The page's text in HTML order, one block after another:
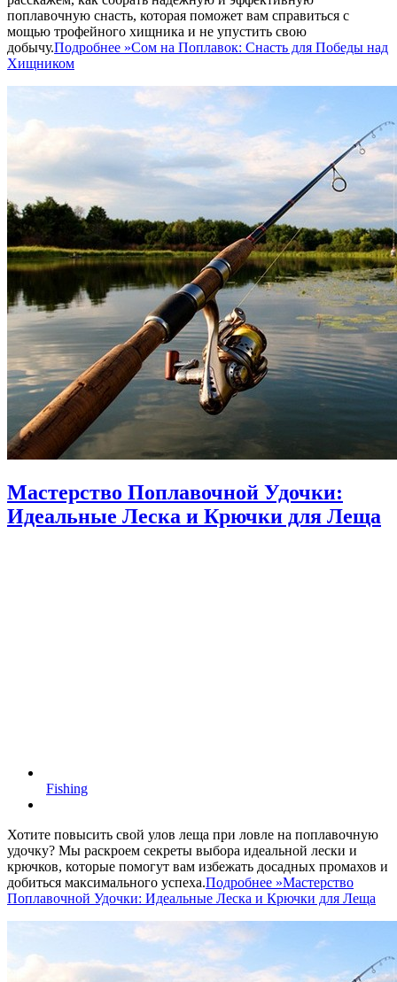
поплавочную снасть, которая поможет вам справиться с
мощью трофейного хищника и не упустить свою
добычу.Подробнее »Сом на Поплавок: Снасть для Победы над
Хищником
Мастерство Поплавочной Удочки:
Идеальные Леска и Крючки для Леща
Fishing
Хотите повысить свой улов леща при ловле на поплавочную
удочку? Мы раскроем секреты выбора идеальной лески и
крючков, которые помогут вам избежать досадных промахов и
добиться максимального успеха.Подробнее »Мастерство
Поплавочной Удочки: Идеальные Леска и Крючки для Леща